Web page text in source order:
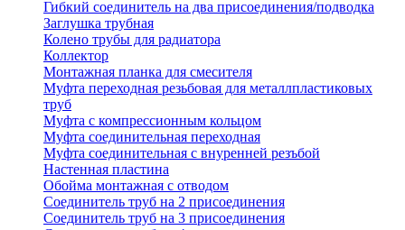
Гибкий соединитель на два присоединения/подводка
Заглушка трубная
Колено трубы для радиатора
Коллектор
Монтажная планка для смесителя
Муфта переходная резьбовая для металлпластиковых
труб
Муфта с компрессионным кольцом
Муфта соединительная переходная
Муфта соединительная с внуренней резъбой
Настенная пластина
Обойма монтажная с отводом
Соединитель труб на 2 присоединения
Соединитель труб на 3 присоединения